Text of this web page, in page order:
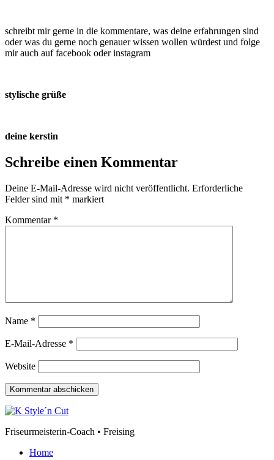
schreibt mir gerne in die kommentare, was deine erfahrungen sind
oder was du gerne noch genauer wissen wollen würdest und folge
mir auch auf facebook oder instagram
stylische grüße
deine kerstin
Schreibe einen Kommentar
Deine E-Mail-Adresse wird nicht veröffentlicht. Erforderliche
Felder sind mit * markiert
Kommentar *
Name *
E-Mail-Adresse *
Website
Friseurmeisterin-Coach • Freising
Home